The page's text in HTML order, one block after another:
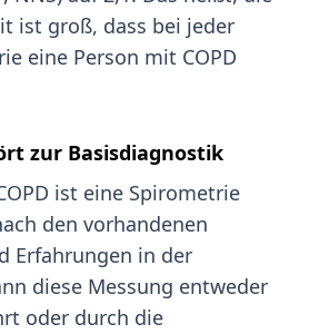
ist groß, dass bei jeder
eine Person mit COPD
zur Basisdiagnostik
ist eine Spirometrie
den vorhandenen
Erfahrungen in der
diese Messung entweder
oder durch die